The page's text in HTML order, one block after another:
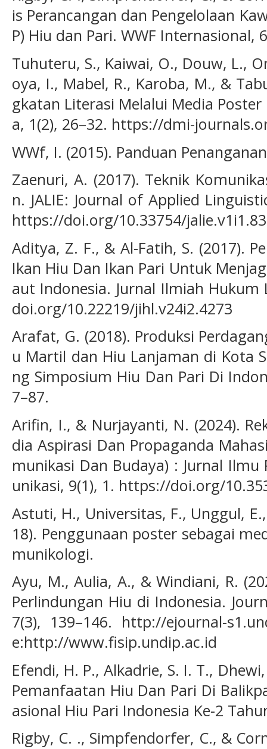
is Perancangan dan Pengelolaan
P) Hiu dan Pari. WWF Internasional,
Tuhuteru, S., Kaiwai, O., Douw, L.,
oya, I., Mabel, R., Karoba, M., &
gkatan Literasi Melalui Media
a, 1(2), 26–32. https://dmi-
WWf, I. (2015). Panduan
Zaenuri, A. (2017). Teknik
n. JALIE: Journal of Applied
https://doi.org/10.33754/jalie.v1i1.83
Aditya, Z. F., & Al-Fatih, S. (2017).
Ikan Hiu Dan Ikan Pari Untuk
aut Indonesia. Jurnal Ilmiah Hukum
doi.org/10.22219/jihl.v24i2.4273
Arafat, G. (2018). Produksi
u Martil dan Hiu Lanjaman di Kota
ng Simposium Hiu Dan Pari Di
7–87.
Arifin, I., & Nurjayanti, N. (2024).
dia Aspirasi Dan Propaganda
munikasi Dan Budaya) : Jurnal
unikasi, 9(1), 1. https://doi.org/
Astuti, H., Universitas, F., Unggul,
18). Penggunaan poster sebagai
munikologi.
Ayu, M., Aulia, A., & Windiani, R.
Perlindungan Hiu di Indonesia.
7(3), 139–146. http://ejournal-
e:http://www.fisip.undip.ac.id
Efendi, H. P., Alkadrie, S. I. T.,
Pemanfaatan Hiu Dan Pari Di
asional Hiu Pari Indonesia Ke-2
Rigby, C. ., Simpfendorfer, C., &